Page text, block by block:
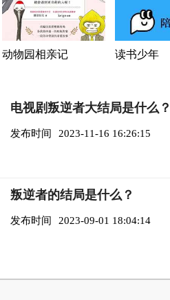
动物园相亲记 读书少年
电视剧叛逆者大结局是什么？
发布时间 2023-11-16 16:26:15
叛逆者的结局是什么？
发布时间 2023-09-01 18:04:14